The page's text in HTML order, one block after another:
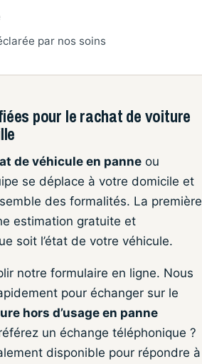
par nos soins
pour le rachat de voiture
de véhicule en panne ou
se déplace à votre domicile et
des formalités. La première
estimation gratuite et
soit l’état de votre véhicule.
notre formulaire en ligne. Nous
pour échanger sur le
hors d’usage en panne
un échange téléphonique ?
disponible pour répondre à